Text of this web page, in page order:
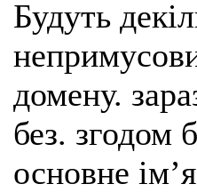
Будуть
домену.
без. згодом
основне